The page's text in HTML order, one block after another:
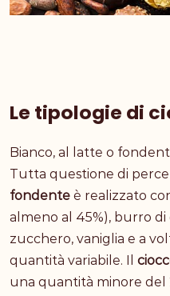
Le tipologie di
Bianco, al latte o
Tutta questione di
fondente è realizzato
almeno al 45%), burro di
zucchero, vaniglia e a
quantità variabile. Il
una quantità minore del